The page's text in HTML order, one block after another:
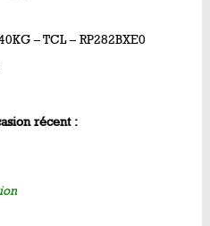
– TCL – RP282BXE0
récent :